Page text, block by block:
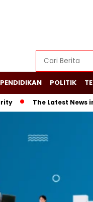
PENDIDIKAN POLITIK
The Latest News in